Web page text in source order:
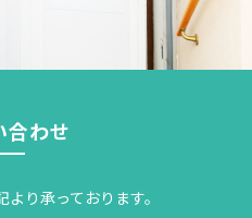
合わせ
り承っております。